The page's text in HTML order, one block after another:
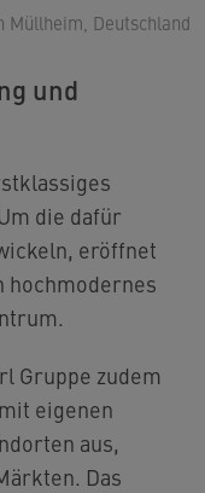
Müllheim, Deutschland
und
die dafür
eröffnet
hochmodernes
Gruppe zudem
eigenen
aus,
Das